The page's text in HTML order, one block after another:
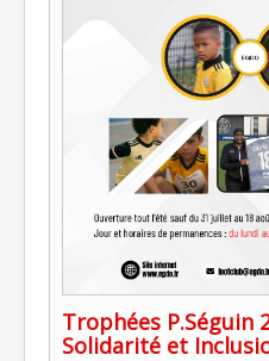
Trophées P.Séguin
Solidarité et